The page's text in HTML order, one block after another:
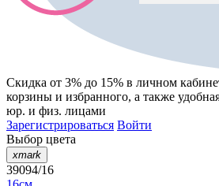
Скидка от 3% до 15% в личном
корзины и избранного, а также
юр. и физ. лицами
Зарегистрироваться Войти
Выбор цвета
xmark
39094/16